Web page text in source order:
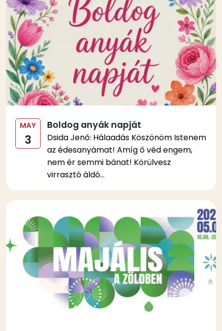
MAY
3
Boldog anyák napját
Dsida Jenő: Hálaadás Köszönöm Istenem
az édesanyámat! Amíg ő véd engem,
nem ér semmi bánat! Körülvesz
virrasztó áldó...
Kép